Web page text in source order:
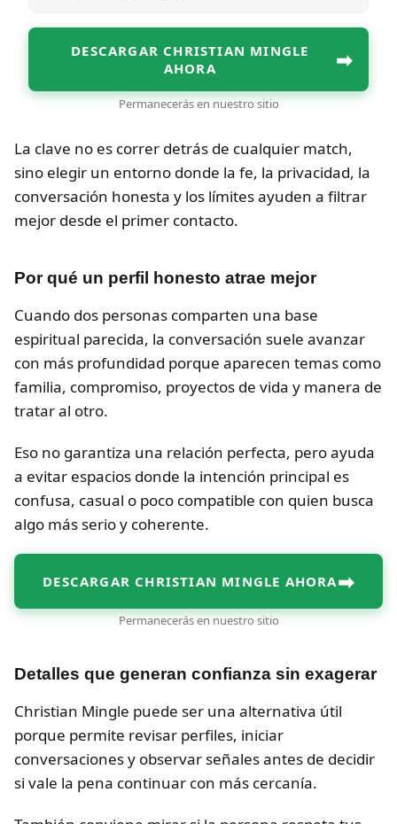
DESCARGAR CHRISTIAN MINGLE
AHORA
➡
Permanecerás en nuestro sitio
La clave no es correr detrás de cualquier match,
sino elegir un entorno donde la fe, la privacidad, la
conversación honesta y los límites ayuden a filtrar
mejor desde el primer contacto.
Por qué un perfil honesto atrae mejor
Cuando dos personas comparten una base
espiritual parecida, la conversación suele avanzar
con más profundidad porque aparecen temas como
familia, compromiso, proyectos de vida y manera de
tratar al otro.
Eso no garantiza una relación perfecta, pero ayuda
a evitar espacios donde la intención principal es
confusa, casual o poco compatible con quien busca
algo más serio y coherente.
DESCARGAR CHRISTIAN MINGLE AHORA➡
Permanecerás en nuestro sitio
Detalles que generan confianza sin exagerar
Christian Mingle puede ser una alternativa útil
porque permite revisar perfiles, iniciar
conversaciones y observar señales antes de decidir
si vale la pena continuar con más cercanía.